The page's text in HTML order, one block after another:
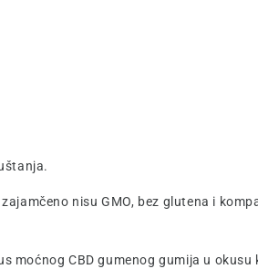
nisu GMO, bez glutena i
moćnog CBD gumenog gumija u okusu